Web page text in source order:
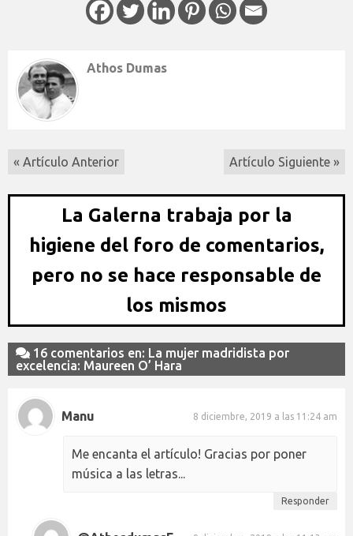
Athos Dumas
« Artículo Anterior Artículo Siguiente »
La Galerna trabaja por la
higiene del foro de comentarios,
pero no se hace responsable de
los mismos
16 comentarios en: La mujer madridista por
excelencia: Maureen O’ Hara
Manu 8 diciembre, 2019 a las 11:24 am
Me encanta el artículo! Gracias por poner
música a las letras...
Responder